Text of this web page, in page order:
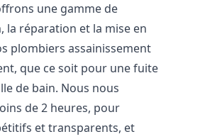
une gamme de
réparation et la mise en
plombiers assainissement
que ce soit pour une fuite
de bain. Nous nous
de 2 heures, pour
et transparents, et